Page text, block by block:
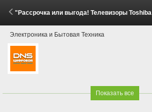
"Рассрочка или выгода! Телевизоры Toshiba С350" (18 Апреля - 19 Мая 2026)
Электроника и Бытовая Техника
Показать все